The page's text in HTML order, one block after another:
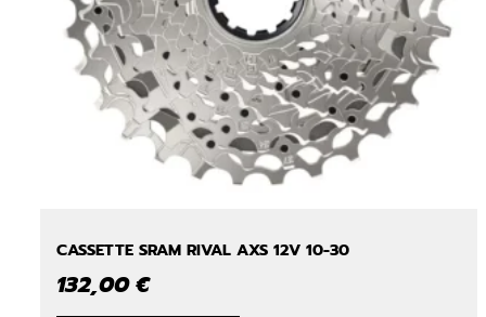
CASSETTE SRAM RIVAL AXS 12V 10-30
132,00€